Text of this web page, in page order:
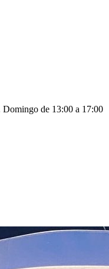
Domingo de 13:00 a 17:00